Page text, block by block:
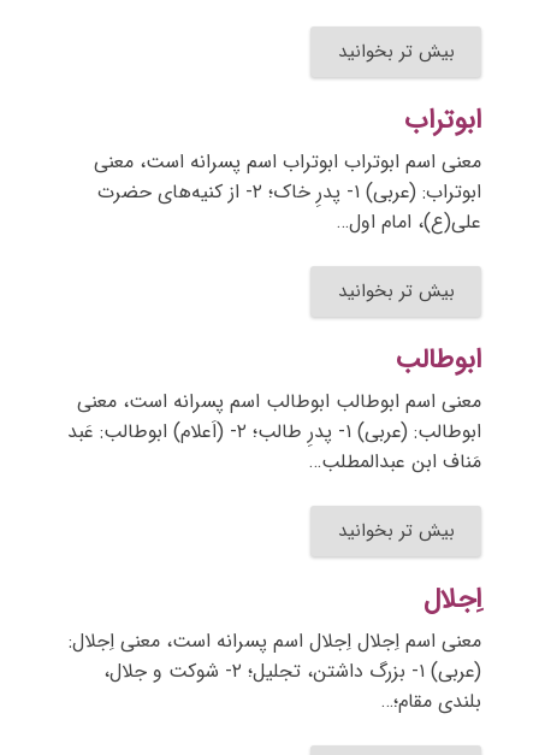
بیش تر بخوانید
ابوتراب
معنی اسم ابوتراب ابوتراب اسم پسرانه است، معنی
ابوتراب: (عربی) ۱- پدرِ خاک؛ ۲- از کنیه‌های حضرت
علی(ع)، امام اول…
بیش تر بخوانید
ابوطالب
معنی اسم ابوطالب ابوطالب اسم پسرانه است، معنی
ابوطالب: (عربی) ۱- پدرِ طالب؛ ۲- (اَعلام) ابوطالب: عَبد
مَناف ابن عبدالمطلب…
بیش تر بخوانید
اِجلال
معنی اسم اِجلال اِجلال اسم پسرانه است، معنی اِجلال:
(عربی) ۱- بزرگ داشتن، تجلیل؛ ۲- شوکت و جلال،
بلندی مقام؛…